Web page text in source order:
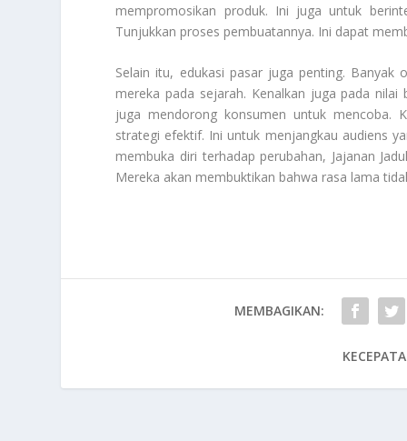
mempromosikan produk. Ini juga untuk
Tunjukkan proses pembuatannya. Ini dapat
Selain itu, edukasi pasar juga penting. Banyak
mereka pada sejarah. Kenalkan juga pada
juga mendorong konsumen untuk mencoba.
strategi efektif. Ini untuk menjangkau audiens
membuka diri terhadap perubahan, Jajanan
Mereka akan membuktikan bahwa rasa lama
MEMBAGIKAN: